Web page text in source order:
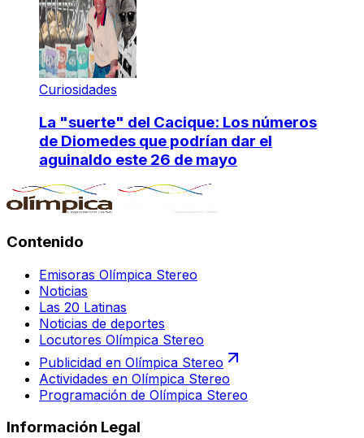
Curiosidades
La "suerte" del Cacique: Los números
de Diomedes que podrían dar el
aguinaldo este 26 de mayo
Contenido
Emisoras Olímpica Stereo
Noticias
Las 20 Latinas
Noticias de deportes
Locutores Olímpica Stereo
Publicidad en Olímpica Stereo
Actividades en Olímpica Stereo
Programación de Olímpica Stereo
Información Legal